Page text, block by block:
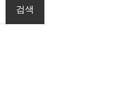
검색